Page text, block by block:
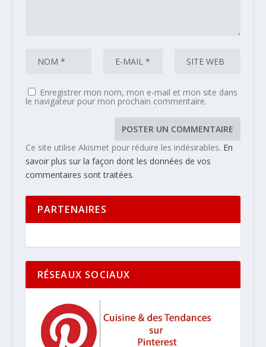
Enregistrer mon nom, mon e-mail et mon site dans
le navigateur pour mon prochain commentaire.
Ce site utilise Akismet pour réduire les indésirables. En
savoir plus sur la façon dont les données de vos
commentaires sont traitées.
PARTENAIRES
RÉSEAUX SOCIAUX